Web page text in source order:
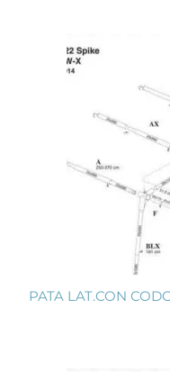
PATA LAT.CON